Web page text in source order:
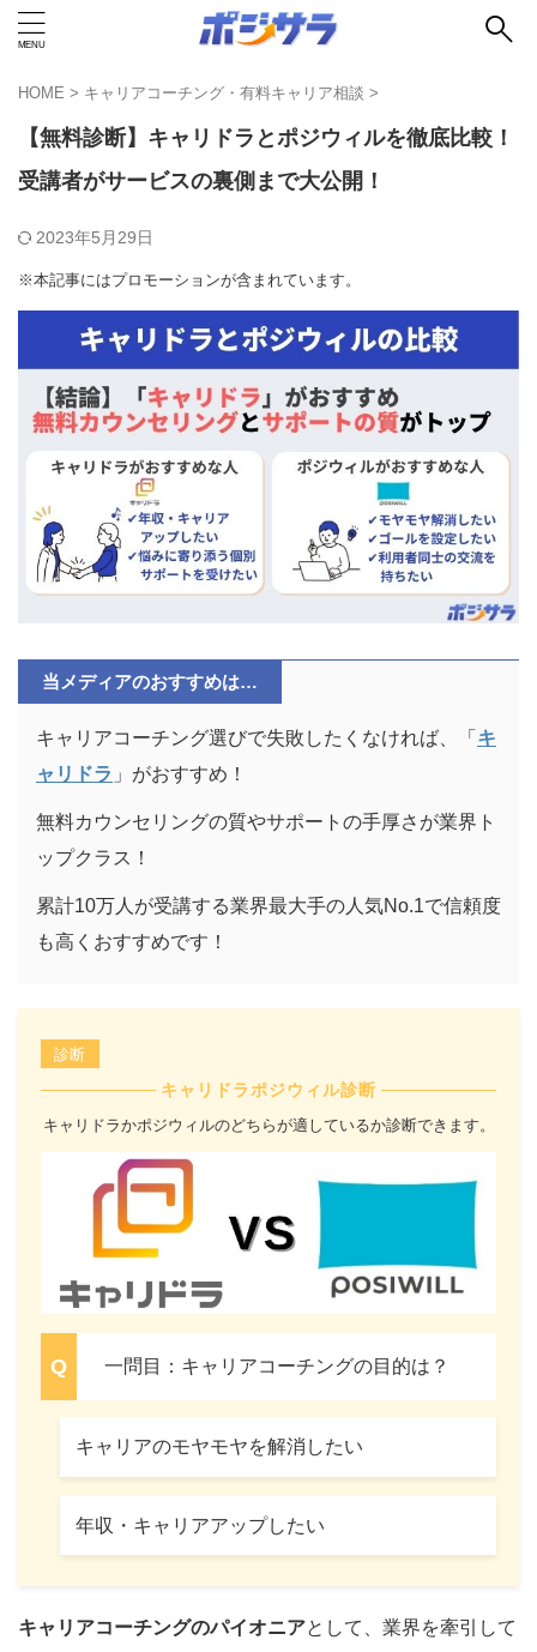
HOME > キャリアコーチング・有料キャリア相談 >
【無料診断】キャリドラとポジウィルを徹底比較！
受講者がサービスの裏側まで大公開！
2023年5月29日
※本記事にはプロモーションが含まれています。
当メディアのおすすめは…
キャリアコーチング選びで失敗したくなければ、「 キ
ャリドラ 」がおすすめ！
無料カウンセリングの質やサポートの手厚さが業界ト
ップクラス！
累計10万人が受講する業界最大手の人気No.1で信頼度
も高くおすすめです！
診断
キャリドラポジウィル診断
キャリドラかポジウィルのどちらが適しているか診断できます。
一問目：キャリアコーチングの目的は？
キャリアのモヤモヤを解消したい
年収・キャリアアップしたい
キャリアコーチングのパイオニアとして、業界を牽引して